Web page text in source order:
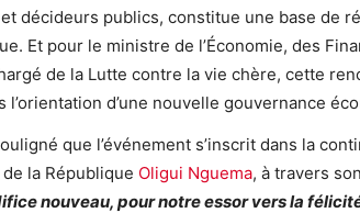
décideurs publics, constitue une base de
Et pour le ministre de l’Économie, des
de la Lutte contre la vie chère, cette
l’orientation d’une nouvelle gouvernance
que l’événement s’inscrit dans la
la République Oligui Nguema, à travers
nouveau, pour notre essor vers la